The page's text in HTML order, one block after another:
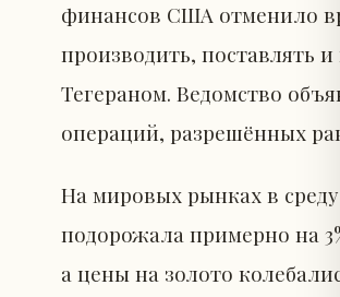
финансов США отменило
производить, поставлять
Тегераном. Ведомство
операций, разрешённых
На мировых рынках в
подорожала примерно на
а цены на золото